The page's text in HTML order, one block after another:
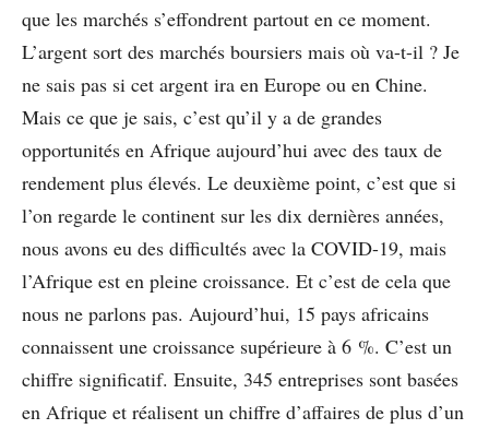
que les marchés s’effondrent partout en ce moment.
L’argent sort des marchés boursiers mais où va-t-il ? Je
ne sais pas si cet argent ira en Europe ou en Chine.
Mais ce que je sais, c’est qu’il y a de grandes
opportunités en Afrique aujourd’hui avec des taux de
rendement plus élevés. Le deuxième point, c’est que si
l’on regarde le continent sur les dix dernières années,
nous avons eu des difficultés avec la COVID-19, mais
l’Afrique est en pleine croissance. Et c’est de cela que
nous ne parlons pas. Aujourd’hui, 15 pays africains
connaissent une croissance supérieure à 6 %. C’est un
chiffre significatif. Ensuite, 345 entreprises sont basées
en Afrique et réalisent un chiffre d’affaires de plus d’un